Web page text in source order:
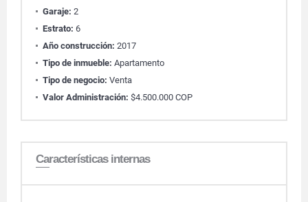
Garaje: 2
Estrato: 6
Año construcción: 2017
Tipo de inmueble: Apartamento
Tipo de negocio: Venta
Valor Administración: $4.500.000 COP
Características internas